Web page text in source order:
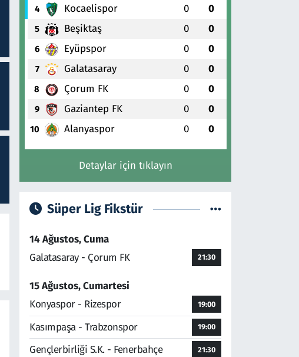
4 Kocaelispor 0 0
5 Beşiktaş 0 0
6 Eyüpspor 0 0
7 Galatasaray 0 0
8 Çorum FK 0 0
9 Gaziantep FK 0 0
10 Alanyaspor 0 0
Detaylar için tıklayın
Süper Lig Fikstür
14 Ağustos, Cuma
Galatasaray - Çorum FK
21:30
15 Ağustos, Cumartesi
Konyaspor - Rizespor
19:00
Kasımpaşa - Trabzonspor 19:00
Gençlerbirliği S.K. - Fenerbahçe 21:30